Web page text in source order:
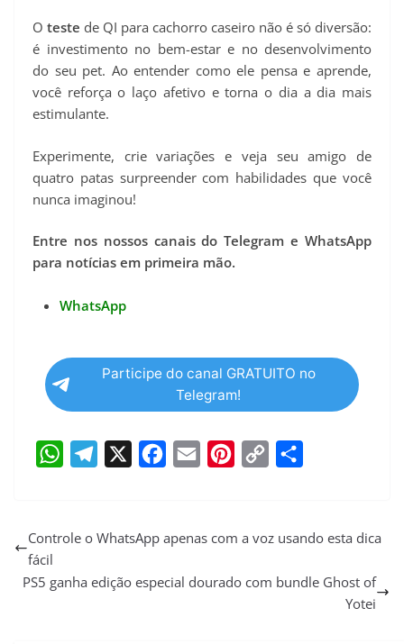
O teste de QI para cachorro caseiro não é só diversão:
é investimento no bem-estar e no desenvolvimento
do seu pet. Ao entender como ele pensa e aprende,
você reforça o laço afetivo e torna o dia a dia mais
estimulante.
Experimente, crie variações e veja seu amigo de
quatro patas surpreender com habilidades que você
nunca imaginou!
Entre nos nossos canais do Telegram e WhatsApp
para notícias em primeira mão.
WhatsApp
Participe do canal GRATUITO no
Telegram!
a
t
s
l
g
c
b
a
l
n
e
p
L
a
e
Controle o WhatsApp apenas com a voz usando esta dica
fácil
PS5 ganha edição especial dourado com bundle Ghost of
Yotei